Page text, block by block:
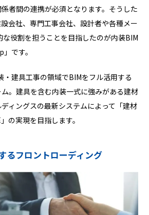
者間の連携が必須となります。そうした
会社、専門工事会社、設計者や各種メー
な役割を担うことを目指したのが内装BIM
です。
・建具工事の領域でBIMをフル活用する
。建具を含む内装一式に強みがある建材
ィングスの最新システムによって「建材
の実現を目指します。
るフロントローディング